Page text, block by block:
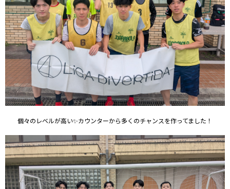
個々のレベルが高い✨カウンターから多くのチャンスを作ってました！